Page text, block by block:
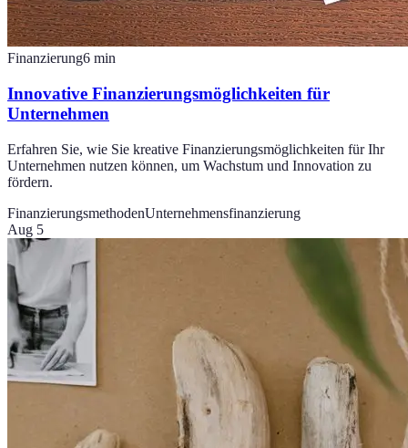
Finanzierung6 min
Innovative Finanzierungsmöglichkeiten für
Unternehmen
Erfahren Sie, wie Sie kreative Finanzierungsmöglichkeiten für Ihr
Unternehmen nutzen können, um Wachstum und Innovation zu
fördern.
FinanzierungsmethodenUnternehmensfinanzierung
Aug 5